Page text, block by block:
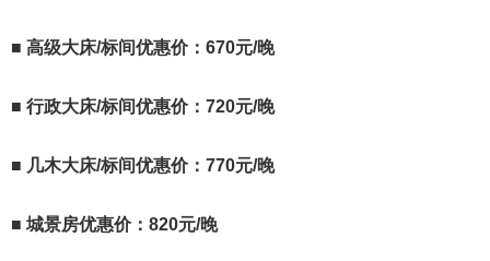
■ 高级大床/标间优惠价：670元/晚
■ 行政大床/标间优惠价：720元/晚
■ 几木大床/标间优惠价：770元/晚
■ 城景房优惠价：820元/晚